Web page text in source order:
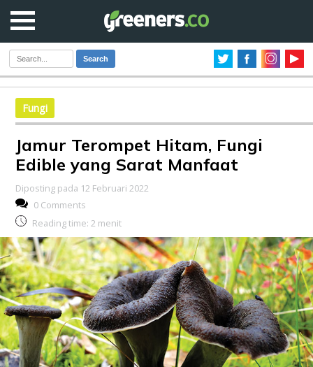
Search
Fungi
Jamur Terompet Hitam, Fungi
Edible yang Sarat Manfaat
Diposting pada 12 Februari 2022
0 Comments
Reading time: 2 menit